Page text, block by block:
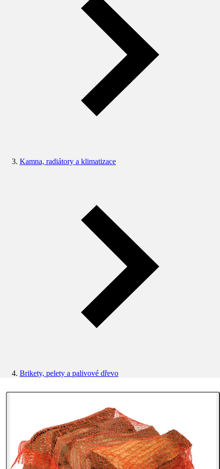
Kamna, radiátory a klimatizace
Brikety, pelety a palivové dřevo